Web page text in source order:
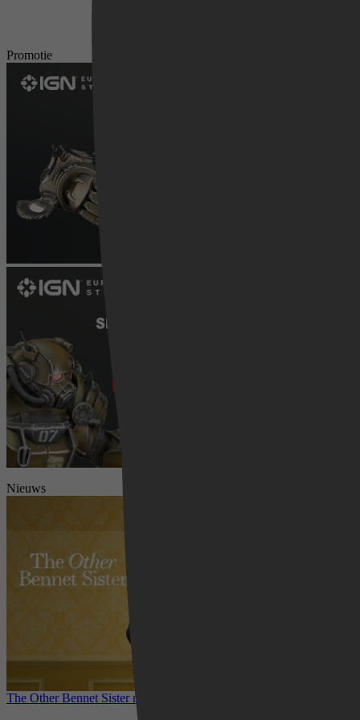
Promotie
Nieuws
The Other Bennet Sister nu te zien op HBO Max: romantisch
kostuumdrama krijgt lovende recensies